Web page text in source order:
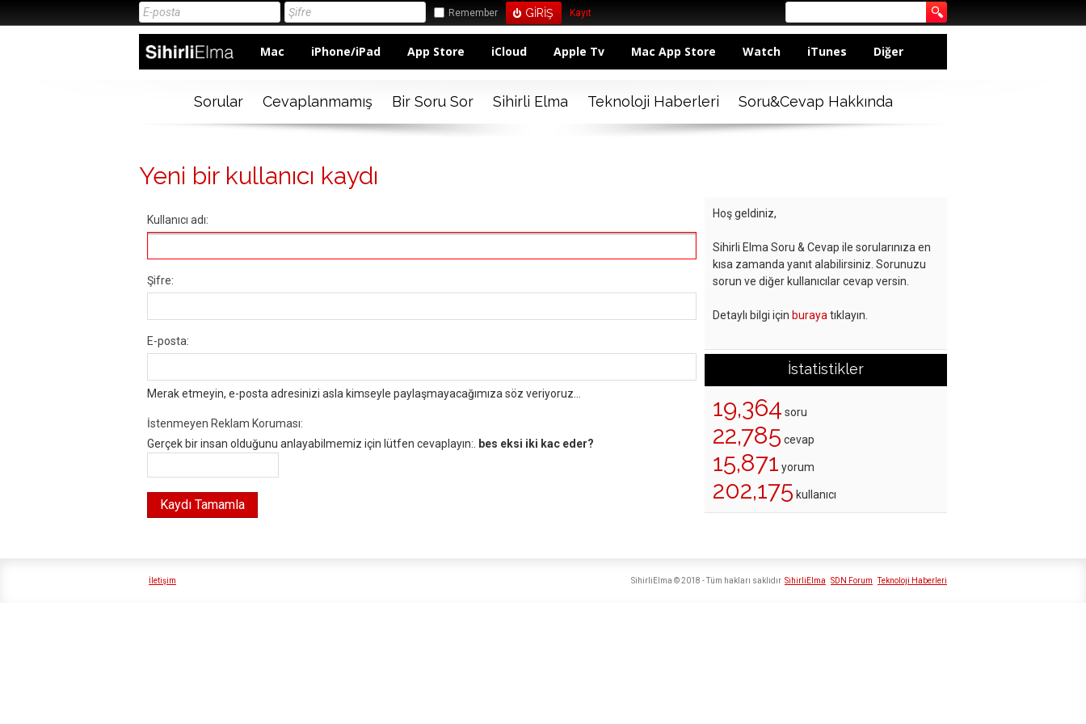
Remember Kayıt
Mac iPhone/iPad App Store iCloud Apple Tv Mac App Store Watch iTunes Diğer
Sorular Cevaplanmamış Bir Soru Sor Sihirli Elma Teknoloji Haberleri Soru&Cevap Hakkında
Yeni bir kullanıcı kaydı
Kullanıcı adı:
Şifre:
E-posta:
Merak etmeyin, e-posta adresinizi asla kimseyle paylaşmayacağımıza söz veriyoruz...
İstenmeyen Reklam Koruması:
Gerçek bir insan olduğunu anlayabilmemiz için lütfen cevaplayın:.
bes eksi iki kac eder?
Hoş geldiniz,
Sihirli Elma Soru & Cevap ile sorularınıza en
kısa zamanda yanıt alabilirsiniz. Sorunuzu
sorun ve diğer kullanıcılar cevap versin.
Detaylı bilgi için buraya tıklayın.
İstatistikler
19,364 soru
22,785 cevap
15,871 yorum
202,175 kullanıcı
İletişim SihirliElma SDN Forum Teknoloji Haberleri
SihirliElma © 2018 - Tüm hakları saklıdır